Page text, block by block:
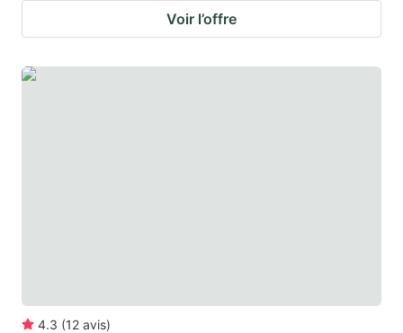
Voir l’offre
4.3 (12 avis)